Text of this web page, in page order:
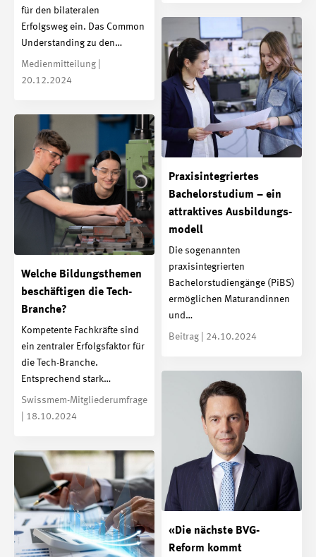
für den bilateralen
Erfolgsweg ein. Das Common
Understanding zu den…
Medienmitteilung |
20.12.2024
Praxis­integriertes
Bachelor­studium – ein
attraktives Ausbildungs­
modell
Die sogenannten
praxisintegrierten
Bachelorstudiengänge (PiBS)
ermöglichen Maturandinnen
und…
Beitrag | 24.10.2024
Welche Bildungsthemen
beschäftigen die Tech-
Branche?
Kompetente Fachkräfte sind
ein zentraler Erfolgsfaktor für
die Tech-Branche.
Entsprechend stark…
Swissmem-Mitgliederumfrage
| 18.10.2024
«Die nächste BVG-
Reform kommt